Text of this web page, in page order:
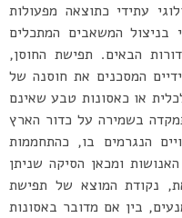
עתידי כתוצאה מפעולות
בניצול המשאבים המתכלים
הבאים. תפישת החוסן,
המסכנים את חוסנה של
או כאסונות טבע שאינם
בשמירה על כדור הארץ
הנגרמים בו, כהתחממות
ומכאן הסיקה שניתן
נקודת המוצא של תפישת
בין אם מדובר באסונות